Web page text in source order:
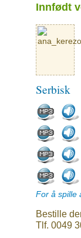
Innfødt
Serbisk
For å spille
Bestille
Tlf. 0049